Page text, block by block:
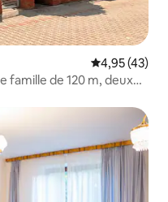
Note
4,95 (43)
famille de 120 m, deux